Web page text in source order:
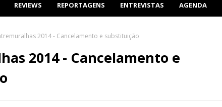
REVIEWS REPORTAGENS ENTREVISTAS AGENDA
2014 - Cancelamento e substituição
2014 - Cancelamento e